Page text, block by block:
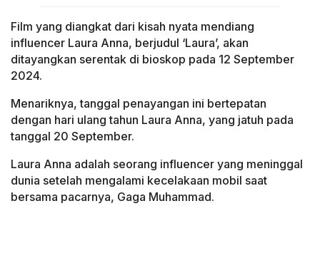
Film yang diangkat dari kisah nyata mendiang
influencer Laura Anna, berjudul ‘Laura’, akan
ditayangkan serentak di bioskop pada 12 September
2024.
Menariknya, tanggal penayangan ini bertepatan
dengan hari ulang tahun Laura Anna, yang jatuh pada
tanggal 20 September.
Laura Anna adalah seorang influencer yang meninggal
dunia setelah mengalami kecelakaan mobil saat
bersama pacarnya, Gaga Muhammad.